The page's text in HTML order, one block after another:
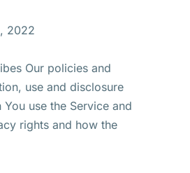
2022
Our policies and
use and disclosure
use the Service and
rights and how the